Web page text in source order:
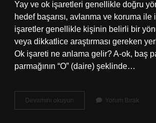
Yay ve ok işaretleri genellikle doğru
hedef başarısı, avlanma ve koruma
işaretler genellikle kişinin belirli bir
veya dikkatlice araştırması gereken
Ok işareti ne anlama gelir? A-ok, baş
parmağının “O” (daire) şeklinde…
Devamını okuyun
Ve
Yorum Bırak